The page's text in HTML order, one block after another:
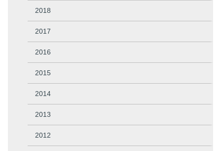
2018
2017
2016
2015
2014
2013
2012